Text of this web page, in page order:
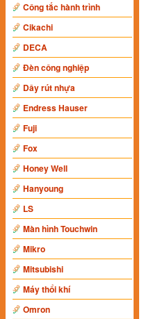
Công tắc hành trình
Cikachi
DECA
Đèn công nghiệp
Dây rút nhựa
Endress Hauser
Fuji
Fox
Honey Well
Hanyoung
LS
Màn hình Touchwin
Mikro
Mitsubishi
Máy thổi khí
Omron